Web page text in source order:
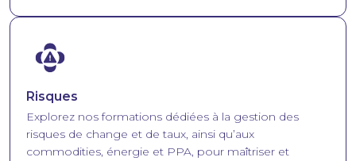
Image
Risques
Explorez nos formations dédiées à la gestion des
risques de change et de taux, ainsi qu’aux
commodities, énergie et PPA, pour maîtriser et